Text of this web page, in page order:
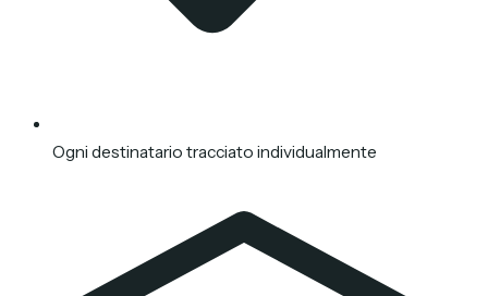
Ogni destinatario tracciato individualmente